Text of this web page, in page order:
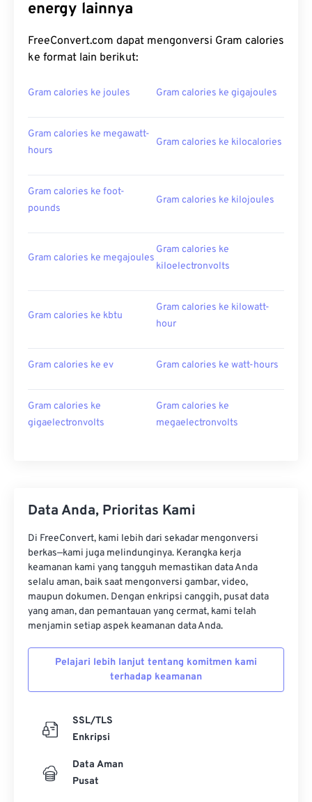
energy lainnya
FreeConvert.com dapat mengonversi Gram calories
ke format lain berikut:
Gram calories ke joules Gram calories ke gigajoules
Gram calories ke megawatt-
hours
Gram calories ke kilocalories
Gram calories ke foot-
pounds
Gram calories ke kilojoules
Gram calories ke megajoules
Gram calories ke
kiloelectronvolts
Gram calories ke kbtu
Gram calories ke kilowatt-
hour
Gram calories ke ev Gram calories ke watt-hours
Gram calories ke
gigaelectronvolts
Gram calories ke
megaelectronvolts
Data Anda, Prioritas Kami
Di FreeConvert, kami lebih dari sekadar mengonversi
berkas—kami juga melindunginya. Kerangka kerja
keamanan kami yang tangguh memastikan data Anda
selalu aman, baik saat mengonversi gambar, video,
maupun dokumen. Dengan enkripsi canggih, pusat data
yang aman, dan pemantauan yang cermat, kami telah
menjamin setiap aspek keamanan data Anda.
Pelajari lebih lanjut tentang komitmen kami
terhadap keamanan
SSL/TLS
Enkripsi
Data Aman
Pusat